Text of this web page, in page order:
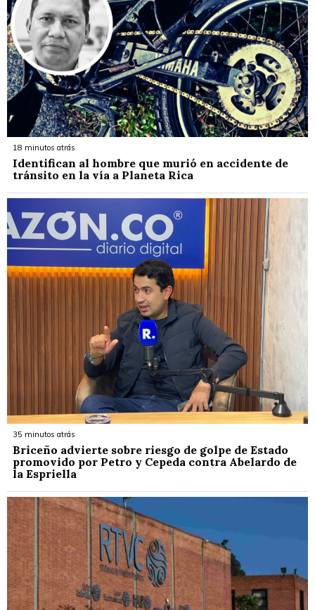
18 minutos atrás
Identifican al hombre que murió en accidente de
tránsito en la vía a Planeta Rica
35 minutos atrás
Briceño advierte sobre riesgo de golpe de Estado
promovido por Petro y Cepeda contra Abelardo de
la Espriella